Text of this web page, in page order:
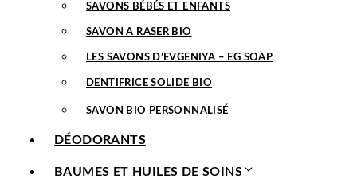
SAVONS BÉBÉS ET ENFANTS
SAVON A RASER BIO
LES SAVONS D’EVGENIYA – EG SOAP
DENTIFRICE SOLIDE BIO
SAVON BIO PERSONNALISÉ
DÉODORANTS
BAUMES ET HUILES DE SOINS